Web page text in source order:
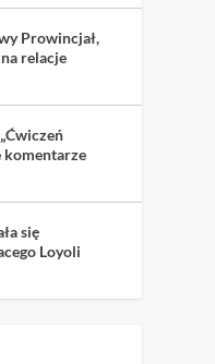
Prowincjał,
relacje
komentarze
się
Loyoli